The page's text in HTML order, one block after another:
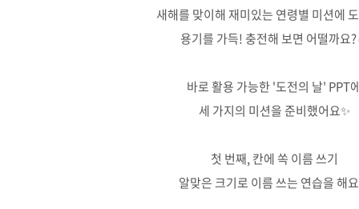
새해를 맞이해 재미있는 연령별 미션에
용기를 가득! 충전해 보면 어떨까요
바로 활용 가능한 '도전의 날' PPT
세 가지의 미션을 준비했어요✨
첫 번째, 칸에 쏙 이름 쓰기
알맞은 크기로 이름 쓰는 연습을 해